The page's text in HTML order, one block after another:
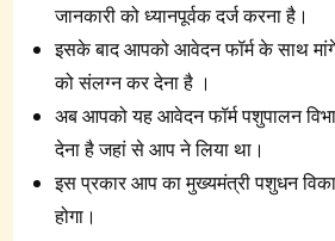
जानकारी को ध्यानपूर्वक दर्ज करना है।
इसके बाद आपको आवेदन फॉर्म के साथ
को संलग्न कर देना है ।
अब आपको यह आवेदन फॉर्म पशुपालन
देना है जहां से आप ने लिया था।
इस प्रकार आप का मुख्यमंत्री पशुधन
होगा।